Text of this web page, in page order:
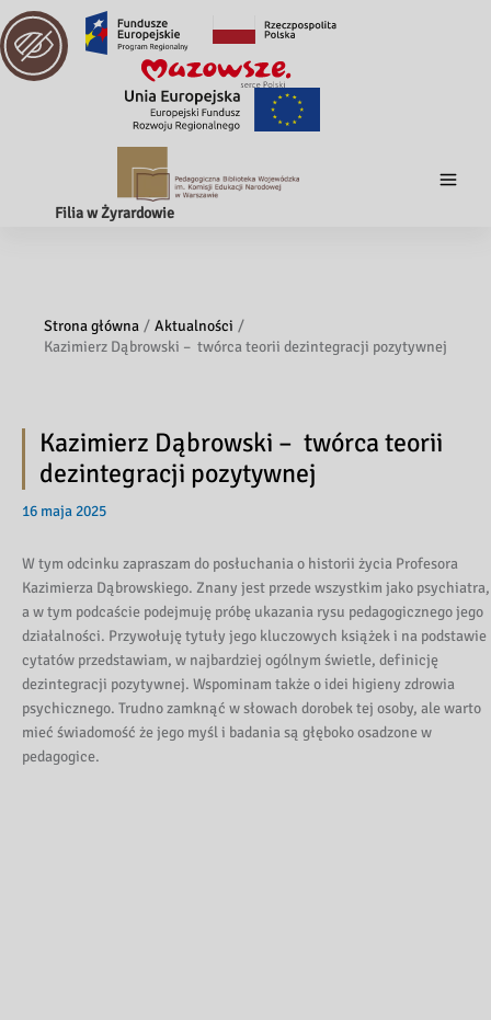
Filia w Żyrardowie
Strona główna
Aktualności
Kazimierz Dąbrowski – twórca teorii dezintegracji pozytywnej
Kazimierz Dąbrowski – twórca teorii
dezintegracji pozytywnej
16 maja 2025
W tym odcinku zapraszam do posłuchania o historii życia Profesora
Kazimierza Dąbrowskiego. Znany jest przede wszystkim jako psychiatra,
a w tym podcaście podejmuję próbę ukazania rysu pedagogicznego jego
działalności. Przywołuję tytuły jego kluczowych książek i na podstawie
cytatów przedstawiam, w najbardziej ogólnym świetle, definicję
dezintegracji pozytywnej. Wspominam także o idei higieny zdrowia
psychicznego. Trudno zamknąć w słowach dorobek tej osoby, ale warto
mieć świadomość że jego myśl i badania są głęboko osadzone w
pedagogice.